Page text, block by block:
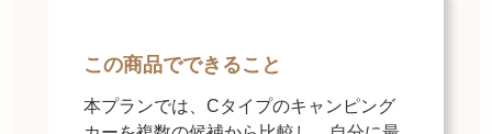
この商品でできること
本プランでは、Cタイプのキャンピング